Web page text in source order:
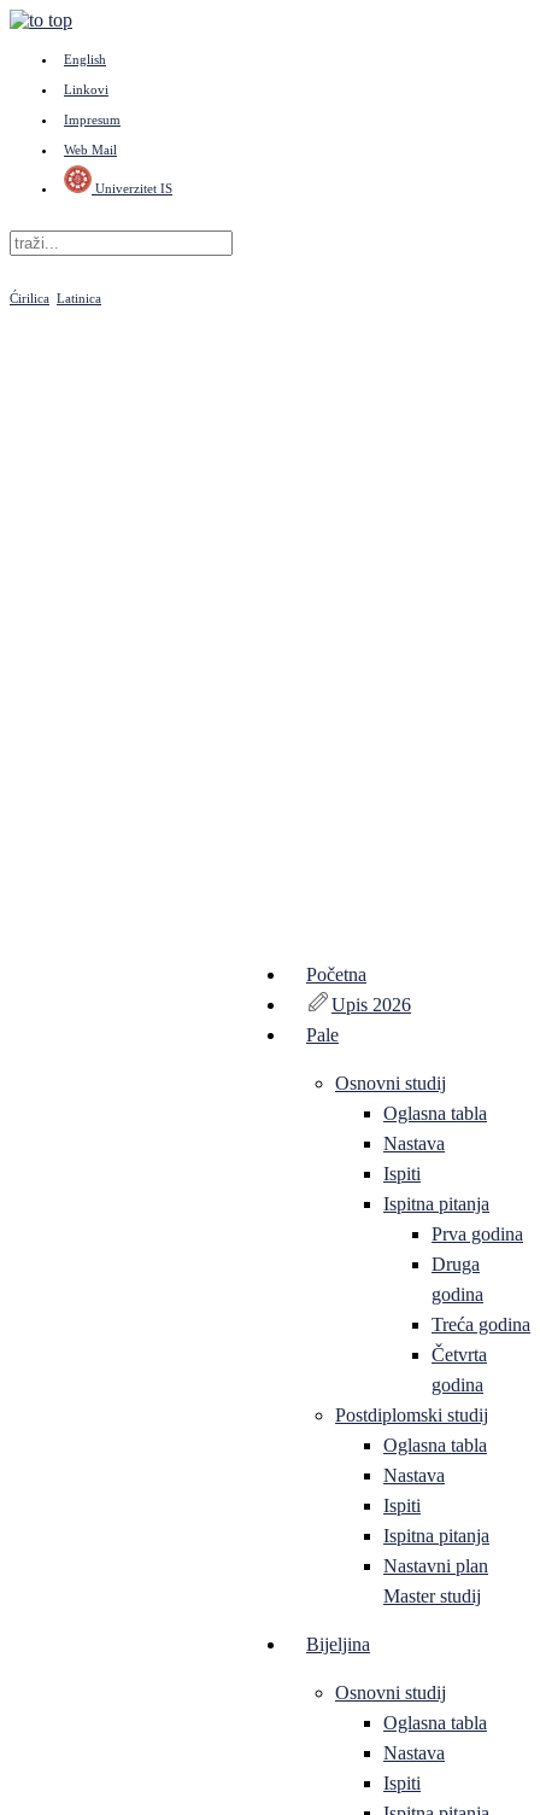
English
Linkovi
Impresum
Web Mail
Univerzitet IS
Ćirilica Latinica
Početna
Upis 2026
Pale
Osnovni studij
Oglasna tabla
Nastava
Ispiti
Ispitna pitanja
Prva godina
Druga
godina
Treća godina
Četvrta
godina
Postdiplomski studij
Oglasna tabla
Nastava
Ispiti
Ispitna pitanja
Nastavni plan
Master studij
Bijeljina
Osnovni studij
Oglasna tabla
Nastava
Ispiti